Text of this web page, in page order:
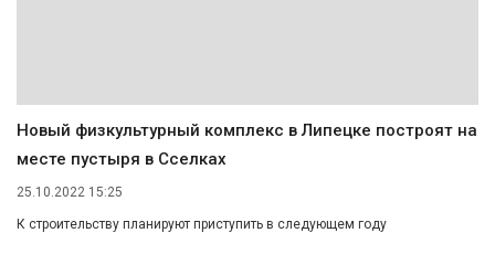
Новый физкультурный комплекс в Липецке построят на
месте пустыря в Сселках
25.10.2022 15:25
К строительству планируют приступить в следующем году